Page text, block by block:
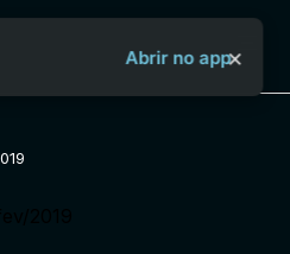
Sobre o Aya Bancah
Abrir no app×